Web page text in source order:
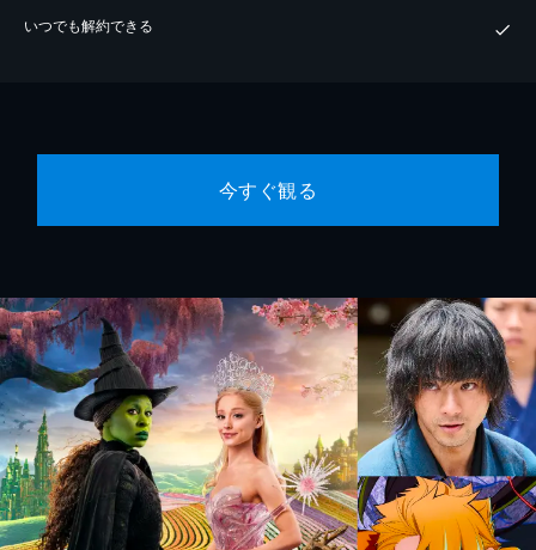
いつでも解約できる
今すぐ観る